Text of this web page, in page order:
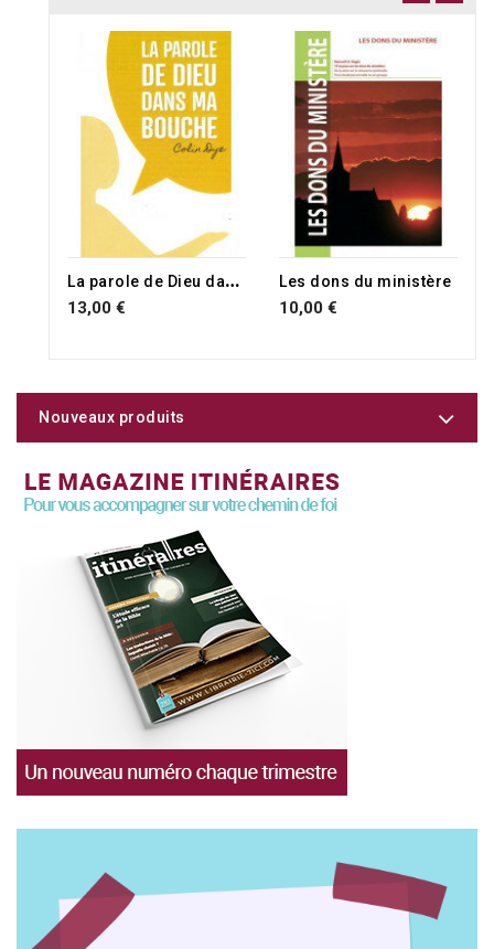
L
a parole de Dieu dans ma bouche
13,00 €
RUPTURE DE STOCK
Les dons du ministère
10,00 €
Nouveaux produits